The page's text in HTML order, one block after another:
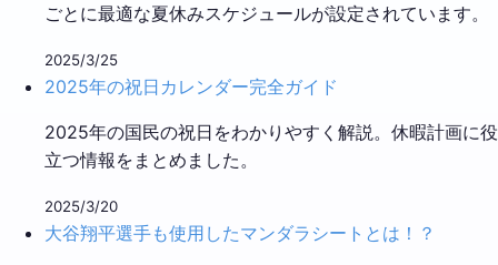
ごとに最適な夏休みスケジュールが設定されています。
2025/3/25
2025年の祝日カレンダー完全ガイド
2025年の国民の祝日をわかりやすく解説。休暇計画に役
立つ情報をまとめました。
2025/3/20
大谷翔平選手も使用したマンダラシートとは！？